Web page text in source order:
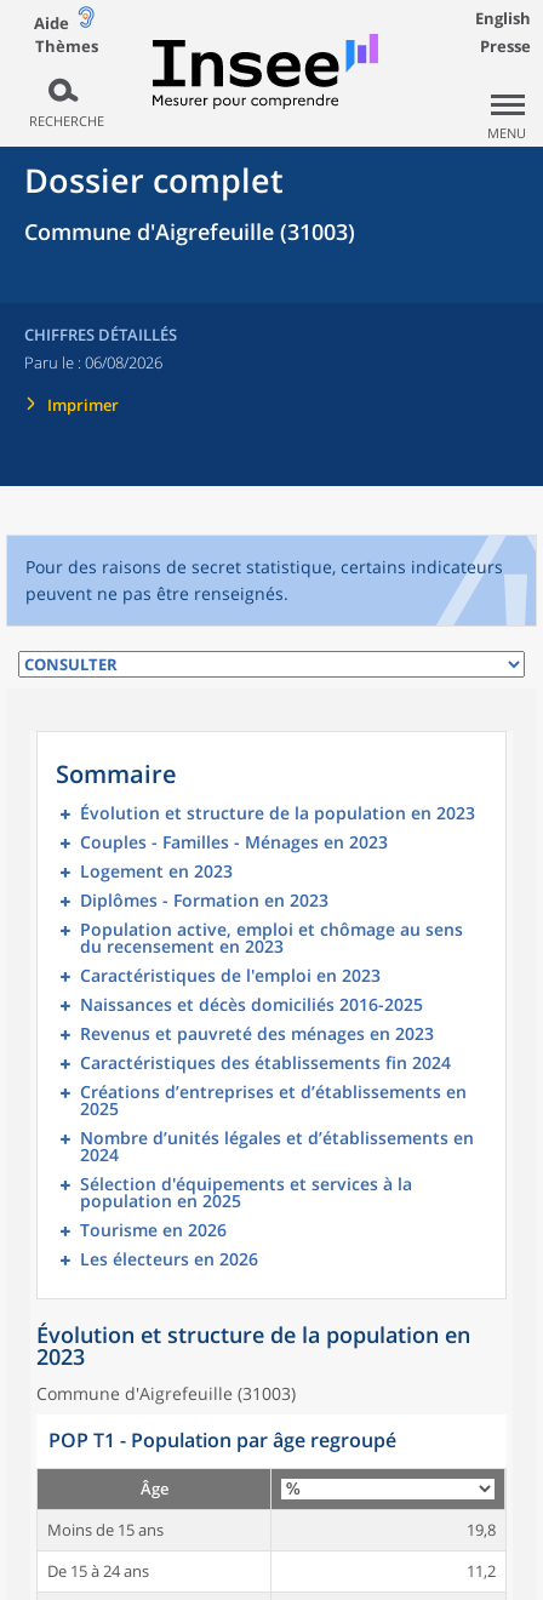
Aide
Thèmes
RECHERCHE
English
Presse
MENU
Dossier complet
Commune d'Aigrefeuille (31003)
CHIFFRES DÉTAILLÉS
Paru le : 06/08/2026
Imprimer
Pour des raisons de secret statistique, certains indicateurs
peuvent ne pas être renseignés.
Sommaire
Évolution et structure de la population en 2023
Couples - Familles - Ménages en 2023
Logement en 2023
Diplômes - Formation en 2023
Population active, emploi et chômage au sens
du recensement en 2023
Caractéristiques de l'emploi en 2023
Naissances et décès domiciliés 2016-2025
Revenus et pauvreté des ménages en 2023
Caractéristiques des établissements fin 2024
Créations d’entreprises et d’établissements en
2025
Nombre d’unités légales et d’établissements en
2024
Sélection d'équipements et services à la
population en 2025
Tourisme en 2026
Les électeurs en 2026
Évolution et structure de la population en
2023
Commune d'Aigrefeuille (31003)
POP T1 - Population par âge regroupé
Âge
Moins de 15 ans
19,8
De 15 à 24 ans
11,2